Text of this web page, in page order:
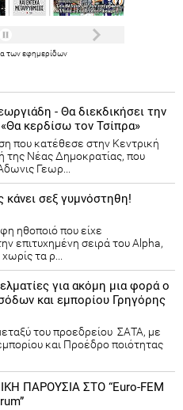
τωνεφημερίδων
- Θα διεκδικήσει την
κερδίσω τον Τσίπρα»
που κατέθεσε στην Κεντρική
της Νέας Δημοκρατίας, που
Γεωρ...
κάνει σεξ γυμνόστηθη!
ηθοποιό που είχε
επιτυχημένη σειρά του Alpha,
τα ρ...
για ακόμη μια φορά ο
και εμπορίου Γρηγόρης
του προεδρείου ΣΑΤΑ, με
και Προέδρο ποιότητας
ΠΑΡΟΥΣΙΑ ΣΤΟ “Euro-FEM